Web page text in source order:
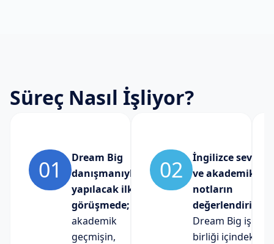
Süreç Nasıl İşliyor?
01
Dream Big
danışmanıyla
yapılacak ilk
görüşmede;
akademik
geçmişin,
02
İngilizce seviyen
ve akademik
notların
Dream Big iş
birliği içindeki